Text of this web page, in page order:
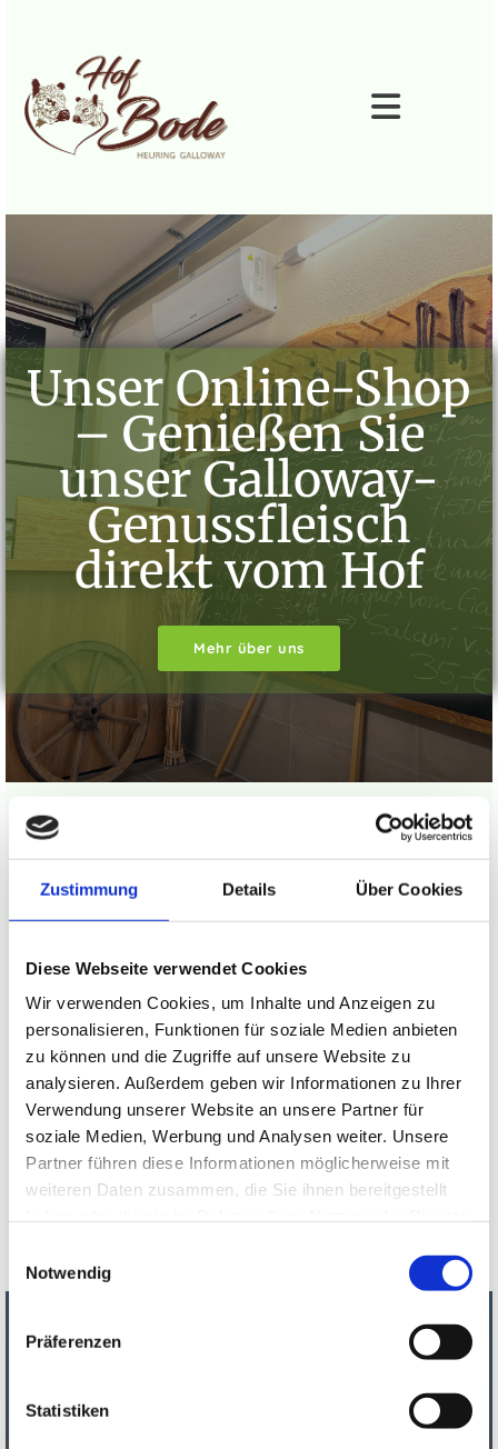
Zustimmung Details Über Cookies
Diese Webseite verwendet Cookies
Wir verwenden Cookies, um Inhalte und Anzeigen zu
personalisieren, Funktionen für soziale Medien anbieten
zu können und die Zugriffe auf unsere Website zu
analysieren. Außerdem geben wir Informationen zu Ihrer
Verwendung unserer Website an unsere Partner für
soziale Medien, Werbung und Analysen weiter. Unsere
Partner führen diese Informationen möglicherweise mit
weiteren Daten zusammen, die Sie ihnen bereitgestellt
Notwendig
Präferenzen
Statistiken
Unser Online‑Shop
– Genießen Sie
unser Galloway-
Genussfleisch
direkt vom Hof
Mehr über uns
Aktuelle Informationen
Nächster Versandtermin:
Tiefgekühlte Ware ist bei uns immer zur
Selbstabholung verfügbar.
Abhol/Öffnungszeiten
Freitag 15:00 Uhr - 18:00 Uhr
nachhaltigen Landwirtschaft